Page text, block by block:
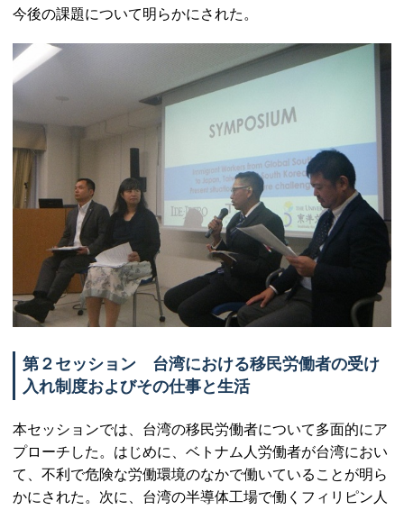
今後の課題について明らかにされた。
第２セッション 台湾における移民労働者の受け
入れ制度およびその仕事と生活
本セッションでは、台湾の移民労働者について多面的にア
プローチした。はじめに、ベトナム人労働者が台湾におい
て、不利で危険な労働環境のなかで働いていることが明ら
かにされた。次に、台湾の半導体工場で働くフィリピン人